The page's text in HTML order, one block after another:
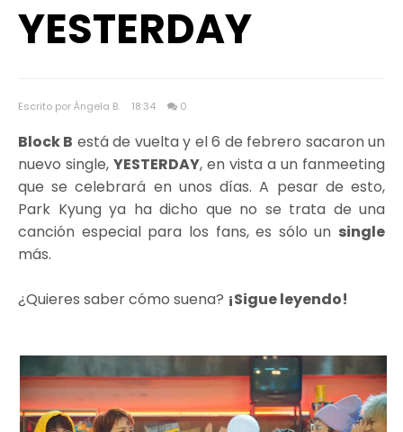
YESTERDAY
Escrito por Ángela B. 18:34 0
Block B está de vuelta y el 6 de febrero sacaron un
nuevo single, YESTERDAY, en vista a un fanmeeting
que se celebrará en unos días. A pesar de esto,
Park Kyung ya ha dicho que no se trata de una
canción especial para los fans, es sólo un single
más.
¿Quieres saber cómo suena? ¡Sigue leyendo!